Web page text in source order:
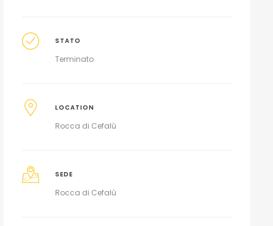
STATO
Terminato
LOCATION
Rocca di Cefalù
SEDE
Rocca di Cefalù